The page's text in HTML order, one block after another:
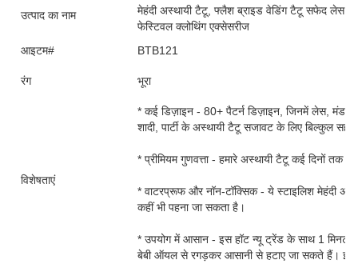
उत्पाद का नाम
मेहंदी अस्थायी टैटू, फ्लैश ब्राइड वेडिंग टैटू सफेद लेस
फेस्टिवल क्लोथिंग एक्सेसरीज
आइटम#
BTB121
रंग भूरा
विशेषताएं
* कई डिज़ाइन - 80+ पैटर्न डिज़ाइन, जिनमें लेस,
शादी, पार्टी के अस्थायी टैटू सजावट के लिए बिल्कुल सही।
* प्रीमियम गुणवत्ता - हमारे अस्थायी टैटू कई दिनों
* वाटरप्रूफ और नॉन-टॉक्सिक - ये स्टाइलिश मेहंदी
कहीं भी पहना जा सकता है।
* उपयोग में आसान - इस हॉट न्यू ट्रेंड के साथ 1 मिनट
बेबी ऑयल से रगड़कर आसानी से हटाए जा सकते हैं।